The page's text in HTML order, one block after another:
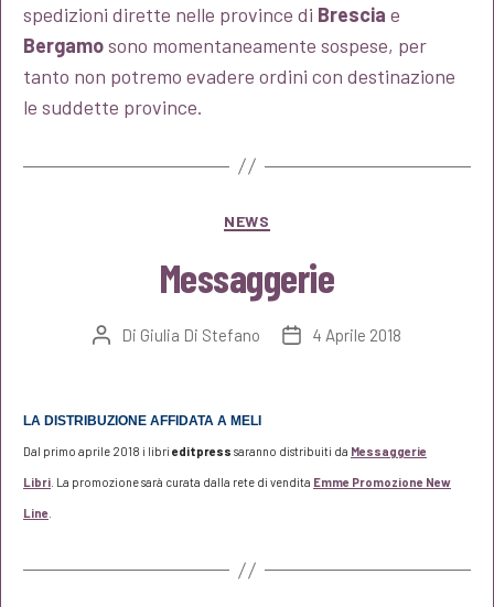
spedizioni dirette nelle province di Brescia e
Bergamosono momentaneamente sospese, per
tanto non potremo evadere ordini con destinazione
le suddette province.
Categorie
NEWS
Messaggerie
Autore
Di Giulia Di Stefano
Data4 Aprile 2018
LA DISTRIBUZIONE AFFIDATA A MELI
Dal primo aprile 2018 i libri editpress saranno distribuiti da Messaggerie
Libri La promozione sarà curata dalla rete di vendita Emme Promozione New
Line